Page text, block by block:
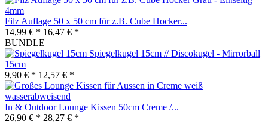
Filz Auflage 50 x 50 cm für z.B. Cube Hocker...
14,99 € * 16,47 € *
BUNDLE
Spiegelkugel 15cm // Discokugel - Mirrorball
15cm
9,90 € * 12,57 € *
In & Outdoor Lounge Kissen 50cm Creme /...
26,90 € * 28,27 € *